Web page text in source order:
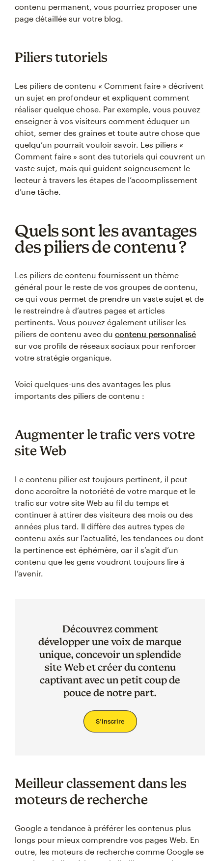
contenu permanent, vous pourriez proposer une
page détaillée sur votre blog.
Piliers tutoriels
Les piliers de contenu « Comment faire » décrivent
un sujet en profondeur et expliquent comment
réaliser quelque chose. Par exemple, vous pouvez
enseigner à vos visiteurs comment éduquer un
chiot, semer des graines et toute autre chose que
quelqu’un pourrait vouloir savoir. Les piliers «
Comment faire » sont des tutoriels qui couvrent un
vaste sujet, mais qui guident soigneusement le
lecteur à travers les étapes de l’accomplissement
d’une tâche.
Quels sont les avantages
des piliers de contenu ?
Les piliers de contenu fournissent un thème
général pour le reste de vos groupes de contenu,
ce qui vous permet de prendre un vaste sujet et de
le restreindre à d’autres pages et articles
pertinents. Vous pouvez également utiliser les
piliers de contenu avec du contenu personnalisé
sur vos profils de réseaux sociaux pour renforcer
votre stratégie organique.
Voici quelques-uns des avantages les plus
importants des piliers de contenu :
Augmenter le trafic vers votre
site Web
Le contenu pilier est toujours pertinent, il peut
donc accroître la notoriété de votre marque et le
trafic sur votre site Web au fil du temps et
continuer à attirer des visiteurs des mois ou des
années plus tard. Il diffère des autres types de
contenu axés sur l’actualité, les tendances ou dont
la pertinence est éphémère, car il s’agit d’un
contenu que les gens voudront toujours lire à
l’avenir.
Découvrez comment
développer une voix de marque
unique, concevoir un splendide
site Web et créer du contenu
captivant avec un petit coup de
pouce de notre part.
S’inscrire
Meilleur classement dans les
moteurs de recherche
Google a tendance à préférer les contenus plus
longs pour mieux comprendre vos pages Web. En
outre, les moteurs de recherche comme Google se